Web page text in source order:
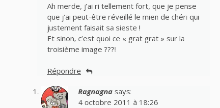
Ah merde, j’ai ri tellement fort, que je pense
que j’ai peut-être réveillé le mien de chéri qui
justement faisait sa sieste !
Et sinon, c’est quoi ce « grat grat » sur la
troisième image ???!
Répondre
Ragnagna says:
4 octobre 2011 à 18:26